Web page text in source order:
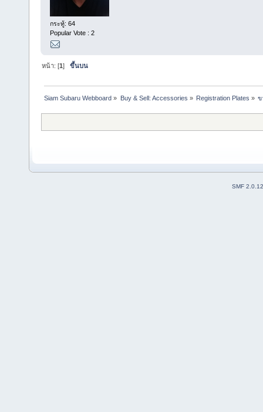
กระทู้: 64
Popular Vote : 2
หน้า: [1]ขึ้นบน
Siam Subaru Webboard » Buy & Sell: Accessories » Registration Plates » ข
SMF 2.0.12